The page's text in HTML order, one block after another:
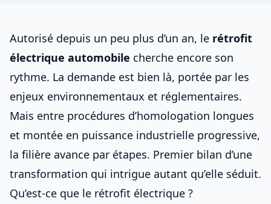
Autorisé depuis un peu plus d’un an, le rétrofit
électrique automobile cherche encore son
rythme. La demande est bien là, portée par les
enjeux environnementaux et réglementaires.
Mais entre procédures d’homologation longues
et montée en puissance industrielle progressive,
la filière avance par étapes. Premier bilan d’une
transformation qui intrigue autant qu’elle séduit.
Qu’est-ce que le rétrofit électrique ?